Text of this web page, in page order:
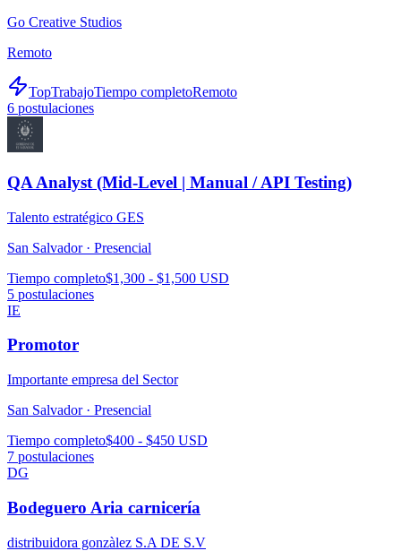
Go Creative Studios
Remoto
TopTrabajoTiempo completoRemoto
6 postulaciones
QA Analyst (Mid-Level | Manual / API Testing)
Talento estratégico GES
San Salvador · Presencial
Tiempo completo$1,300 - $1,500 USD
5 postulaciones
IE
Promotor
Importante empresa del Sector
San Salvador · Presencial
Tiempo completo$400 - $450 USD
7 postulaciones
DG
Bodeguero Aria carnicería
distribuidora gonzàlez S.A DE S.V